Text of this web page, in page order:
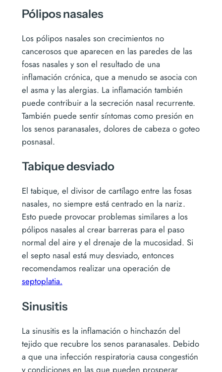
Pólipos nasales
Los pólipos nasales son crecimientos no
cancerosos que aparecen en las paredes de las
fosas nasales y son el resultado de una
inflamación crónica, que a menudo se asocia con
el asma y las alergias. La inflamación también
puede contribuir a la secreción nasal recurrente.
También puede sentir síntomas como presión en
los senos paranasales, dolores de cabeza o goteo
posnasal.
Tabique desviado
El tabique, el divisor de cartílago entre las fosas
nasales, no siempre está centrado en la nariz.
Esto puede provocar problemas similares a los
pólipos nasales al crear barreras para el paso
normal del aire y el drenaje de la mucosidad. Si
el septo nasal está muy desviado, entonces
recomendamos realizar una operación de
septoplatia.
Sinusitis
La sinusitis es la inflamación o hinchazón del
tejido que recubre los senos paranasales. Debido
a que una infección respiratoria causa congestión
y condiciones en las que pueden prosperar